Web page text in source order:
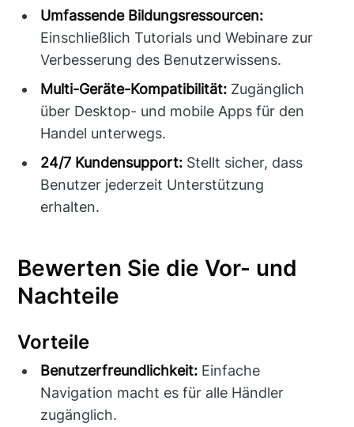
Umfassende Bildungsressourcen:
Einschließlich Tutorials und Webinare zur
Verbesserung des Benutzerwissens.
Multi-Geräte-Kompatibilität: Zugänglich
über Desktop- und mobile Apps für den
Handel unterwegs.
24/7 Kundensupport: Stellt sicher, dass
Benutzer jederzeit Unterstützung
erhalten.
Bewerten Sie die Vor- und
Nachteile
Vorteile
Benutzerfreundlichkeit: Einfache
Navigation macht es für alle Händler
zugänglich.